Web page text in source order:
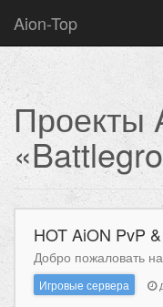
Aion-Top
Проекты
HOT AiON PvP
Добро пожаловать
Игровые сервера